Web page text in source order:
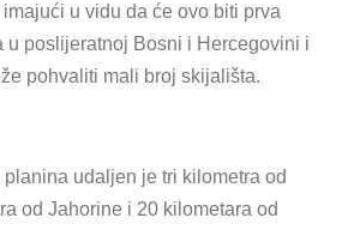
u vidu da će ovo biti prva
u poslijeratnoj Bosni i Hercegovini i
pohvaliti mali broj skijališta.
udaljen je tri kilometra od
od Jahorine i 20 kilometara od